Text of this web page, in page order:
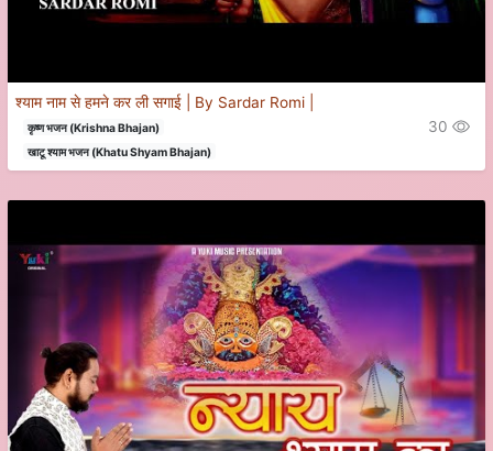
श्याम नाम से हमने कर ली सगाई | By Sardar Romi |
कृष्ण भजन (Krishna Bhajan)
खाटू श्याम भजन (Khatu Shyam Bhajan)
30